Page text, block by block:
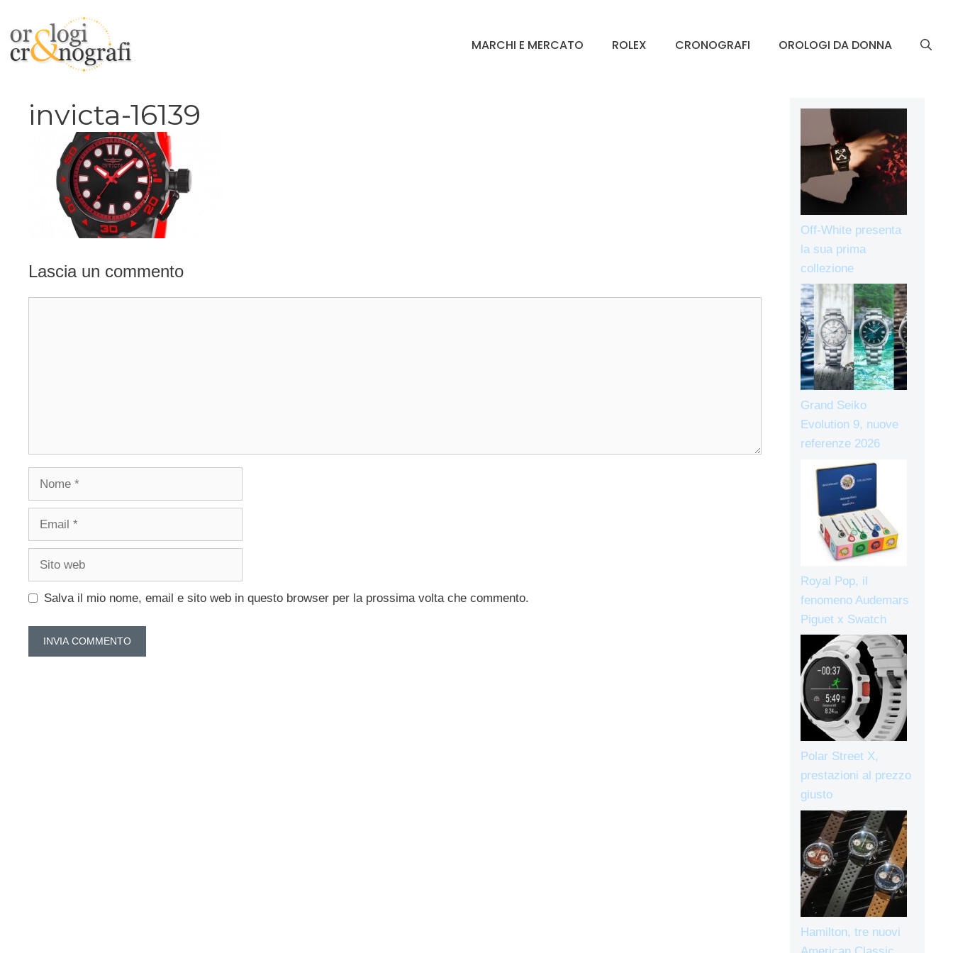
contenuto
MARCHI E MERCATO ROLEX CRONOGRAFI OROLOGI DA DONNA
invicta-16139
Lascia un commento
Nome
Email
Sito
Salva il mio nome, email e sito web in questo browser per la prossima volta che commento.
Off-White presenta
la sua prima
collezione
Grand Seiko
Evolution 9, nuove
referenze 2026
Royal Pop, il
fenomeno Audemars
Piguet x Swatch
Polar Street X,
prestazioni al prezzo
giusto
Hamilton, tre nuovi